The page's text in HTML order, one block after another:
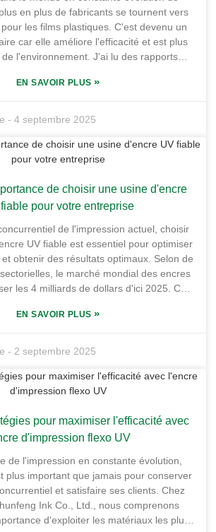
et à rester respectueuses de
Venez découvrir ce qui fait de l'encre flexo
du secteur de l'impression
d'aujourd'hui !
en plus de fabricants se tournent vers
les films plastiques. C'est devenu un
car elle améliore l'efficacité et est plus
l'environnement. J'ai lu des rapports
4,8 milliards de dollars d'ici 2026 – c'est
options écologiques tout en offrant une
Chez Guangdong Shunfeng
sommes au cœur de cette dynamique.
sur plus de 10 000 m² dans la base
pour proposer des solutions innovantes
besoins spécifiques du marché des films
question d'esthétique : cela permet aux
plus efficacement et de s'aligner
de développement durable. C'est
si vous envisagez sérieusement des
d'emballage modernes.
EN SAVOIR PLUS »
-4 septembre 2025
de choisir une usine d'encre
pour votre entreprise
de l'impression actuel, choisir
UV fiable est essentiel pour optimiser
obtenir des résultats optimaux. Selon de
le marché mondial des encres
les 4 milliards de dollars d'ici 2025. Cela
recherchent des solutions d'impression
Guangdong Shunfeng Ink Co., Ltd.,
complexe industriel de chimie fine
entreprise à surveiller. Son usine s'étend
mètres carrés dans le district de Huiyang,
pas à son emplacement : il facilite
permettant ainsi aux clients de
fournisseur d'encre UV de confiance,
propose des encres de haute qualité
internationales. Choisir une usine
leur est une décision judicieuse pour les
souhaitent rester compétitives et croître
EN SAVOIR PLUS »
- 2 septembre 2025
pour maximiser l'efficacité avec
d'impression flexo UV
de l'impression en constante évolution,
plus important que jamais pour conserver
et satisfaire ses clients. Chez
Ink Co., Ltd., nous comprenons
d'exploiter les matériaux les plus